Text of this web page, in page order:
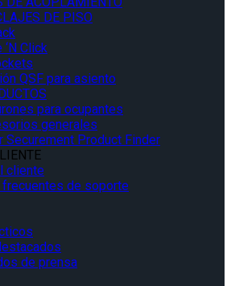
DE PISO
‘N Click
QSF para asiento
para ocupantes
generales
Securement Product Finder
cliente
frecuentes de soporte
de prensa